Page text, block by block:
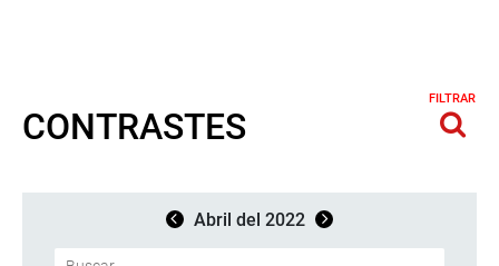
CONTRASTES
FILTRAR
Abril del 2022